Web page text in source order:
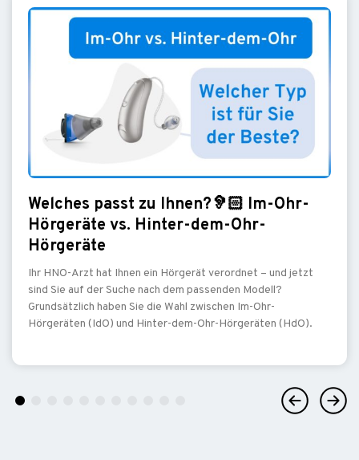
Previous
Welches passt zu Ihnen?🦻🏻 Im-Ohr-
Hörgeräte vs. Hinter-dem-Ohr-
Hörgeräte
Ihr HNO-Arzt hat Ihnen ein Hörgerät verordnet – und jetzt
sind Sie auf der Suche nach dem passenden Modell?
Grundsätzlich haben Sie die Wahl zwischen Im-Ohr-
Hörgeräten (IdO) und Hinter-dem-Ohr-Hörgeräten (HdO).
Next